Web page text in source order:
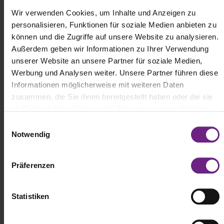
Wir verwenden Cookies, um Inhalte und Anzeigen zu
personalisieren, Funktionen für soziale Medien anbieten zu
können und die Zugriffe auf unsere Website zu analysieren.
Außerdem geben wir Informationen zu Ihrer Verwendung
unserer Website an unsere Partner für soziale Medien,
Werbung und Analysen weiter. Unsere Partner führen diese
Informationen möglicherweise mit weiteren Daten
zusammen, die Sie ihnen bereitgestellt haben oder die sie
Notwendig
Präferenzen
Statistiken
durch Europa und soll darauf abzielen, mit Branchenexperten in
Kontakt zu treten und die Vorteile sowie Einsatzmöglichkeiten der
Elektromobilität zu diskutieren: Sieben Länder stehen auf der Liste,
60 Stopps und mehr als 10.000 Kilometer. Der Start erfolgte
bereits im Werk in Bourg-en-Bresse, wo der Diamond Echo vorher
aufgebaut wurde. Durch Deutschland rollt der Show-Truck vom 26.
Juni bis zum 14. Juli.